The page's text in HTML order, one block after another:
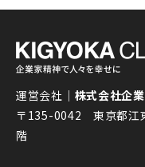
運営会社｜ 株式会社企
〒135-0042 東京都江
階